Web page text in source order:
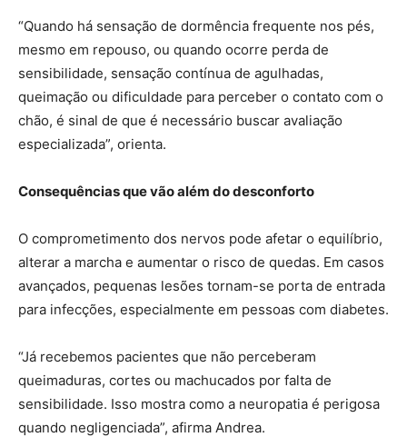
“Quando há sensação de dormência frequente nos pés,
mesmo em repouso, ou quando ocorre perda de
sensibilidade, sensação contínua de agulhadas,
queimação ou dificuldade para perceber o contato com o
chão, é sinal de que é necessário buscar avaliação
especializada”, orienta.
Consequências que vão além do desconforto
O comprometimento dos nervos pode afetar o equilíbrio,
alterar a marcha e aumentar o risco de quedas. Em casos
avançados, pequenas lesões tornam-se porta de entrada
para infecções, especialmente em pessoas com diabetes.
“Já recebemos pacientes que não perceberam
queimaduras, cortes ou machucados por falta de
sensibilidade. Isso mostra como a neuropatia é perigosa
quando negligenciada”, afirma Andrea.